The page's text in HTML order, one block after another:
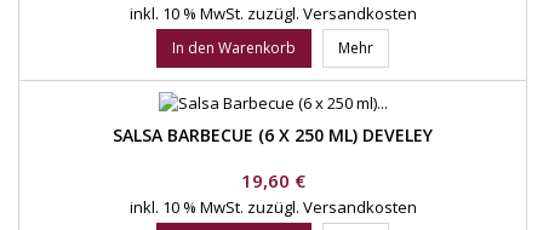
inkl. 10 % MwSt. zuzügl. Versandkosten
In den Warenkorb Mehr
SALSA BARBECUE (6 X 250 ML) DEVELEY
Preis
19,60 €
inkl. 10 % MwSt. zuzügl. Versandkosten